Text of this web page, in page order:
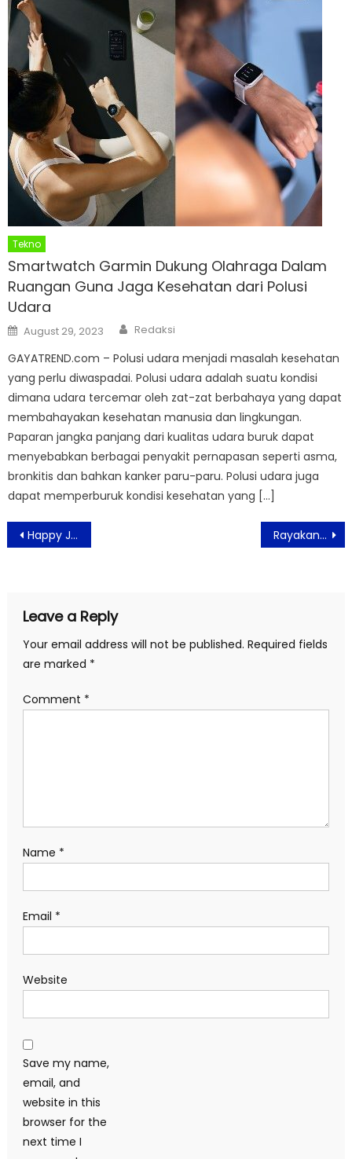
Tekno
Smartwatch Garmin Dukung Olahraga Dalam
Ruangan Guna Jaga Kesehatan dari Polusi
Udara
Posted
on
August 29, 2023 Author
Redaksi
GAYATREND.com – Polusi udara menjadi masalah kesehatan
yang perlu diwaspadai. Polusi udara adalah suatu kondisi
dimana udara tercemar oleh zat-zat berbahaya yang dapat
membahayakan kesehatan manusia dan lingkungan.
Paparan jangka panjang dari kualitas udara buruk dapat
menyebabkan berbagai penyakit pernapasan seperti asma,
bronkitis dan bahkan kanker paru-paru. Polusi udara juga
dapat memperburuk kondisi kesehatan yang […]
Post
navigation
Happy Jehan dan Gegfia Ramaikan Industri Fashion di Tanah Air Rayakan Imlek 2024, Grand Mercure Jakarta Harmoni Siapkan Prosperity Dinner
Leave a Reply
Your email address will not be published. Required fields
are marked *
Comment *
Name *
Email *
Website
Save my name,
email, and
website in this
browser for the
next time I